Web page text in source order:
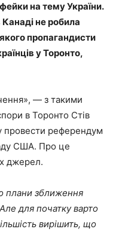
на тему України.
не робила
пропагандисти
у Торонто,
— з такими
в Торонто Стів
провести референдум
США. Про це
джерел.
плани зближення
для початку варто
вирішить, що